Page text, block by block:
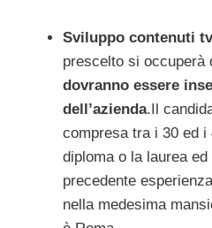
Sviluppo contenuti
prescelto si occuperà
dovranno essere
dell’azienda.Il
compresa tra i 30 ed i
diploma o la laurea
precedente
nella medesima